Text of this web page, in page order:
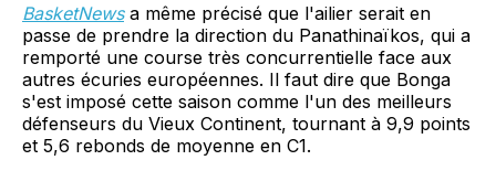
BasketNewsa même précisé que l'ailier serait en
passe de prendre la direction du Panathinaïkos, qui a
remporté une course très concurrentielle face aux
autres écuries européennes. Il faut dire que Bonga
s'est imposé cette saison comme l'un des meilleurs
défenseurs du Vieux Continent, tournant à 9,9 points
et 5,6 rebonds de moyenne en C1.